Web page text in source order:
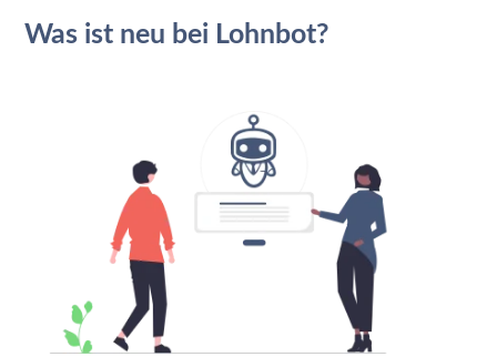
Was ist neu bei Lohnbot?